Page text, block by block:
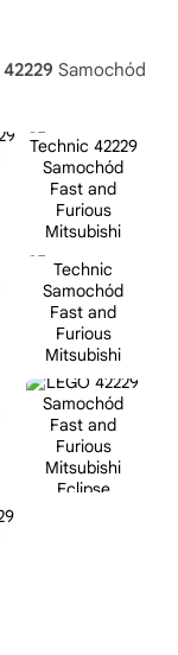
42229 Samochód